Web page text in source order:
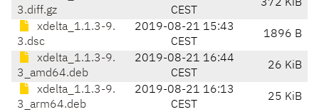
3.diff.gz
CEST
372 KiB
xdelta_1.1.3-9.
3.dsc
2019-08-21 15:43
CEST
1896 B
xdelta_1.1.3-9.
3_amd64.deb
2019-08-21 16:44
CEST
26 KiB
xdelta_1.1.3-9.
3_arm64.deb
2019-08-21 16:13
CEST
25 KiB